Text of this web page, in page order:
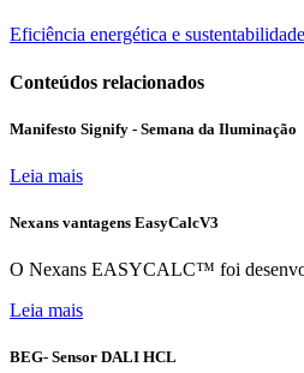
Eficiência energética e sustentabilidade
Conteúdos relacionados
Manifesto Signify - Semana da Iluminação
Leia mais
Nexans vantagens EasyCalcV3
O Nexans EASYCALC™ foi
Leia mais
BEG- Sensor DALI HCL